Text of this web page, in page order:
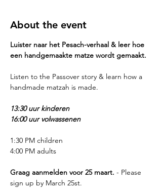
About the event
Luister naar het Pesach-verhaal & leer hoe
een handgemaakte matze wordt gemaakt.
Listen to the Passover story & learn how a
handmade matzah is made.
13:30 uur kinderen
16:00 uur volwassenen
1:30 PM children
4:00 PM adults
Graag aanmelden voor 25 maart. - Please
sign up by March 25st.